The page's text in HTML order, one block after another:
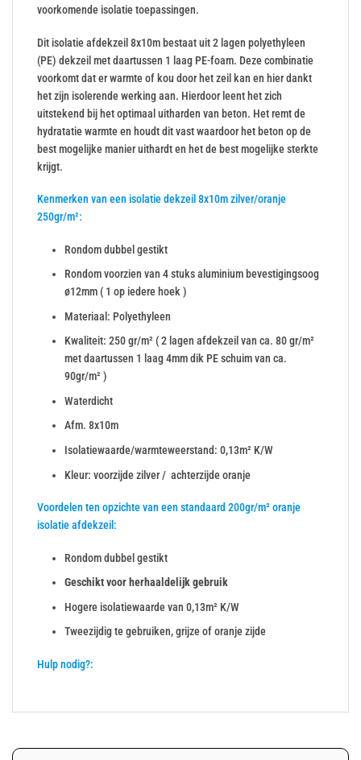
voorkomende isolatie toepassingen.
Dit isolatie afdekzeil 8x10m bestaat uit 2 lagen polyethyleen
(PE) dekzeil met daartussen 1 laag PE-foam. Deze combinatie
voorkomt dat er warmte of kou door het zeil kan en hier dankt
het zijn isolerende werking aan. Hierdoor leent het zich
uitstekend bij het optimaal uitharden van beton. Het remt de
hydratatie warmte en houdt dit vast waardoor het beton op de
best mogelijke manier uithardt en het de best mogelijke sterkte
krijgt.
Kenmerken van een isolatie dekzeil 8x10m zilver/oranje
250gr/m²:
Rondom dubbel gestikt
Rondom voorzien van 4 stuks aluminium bevestigingsoog
ø12mm ( 1 op iedere hoek )
Materiaal: Polyethyleen
Kwaliteit: 250 gr/m² ( 2 lagen afdekzeil van ca. 80 gr/m²
met daartussen 1 laag 4mm dik PE schuim van ca.
90gr/m² )
Waterdicht
Afm. 8x10m
Isolatiewaarde/warmteweerstand: 0,13m² K/W
Kleur: voorzijde zilver / achterzijde oranje
Voordelen ten opzichte van een standaard 200gr/m² oranje
isolatie afdekzeil:
Rondom dubbel gestikt
Geschikt voor herhaaldelijk gebruik
Hogere isolatiewaarde van 0,13m² K/W
Tweezijdig te gebruiken, grijze of oranje zijde
Hulp nodig?: